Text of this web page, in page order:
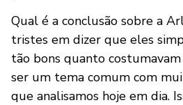
Qual é a conclusão sobre a
tristes em dizer que eles
tão bons quanto
ser um tema comum com
que analisamos hoje em dia.